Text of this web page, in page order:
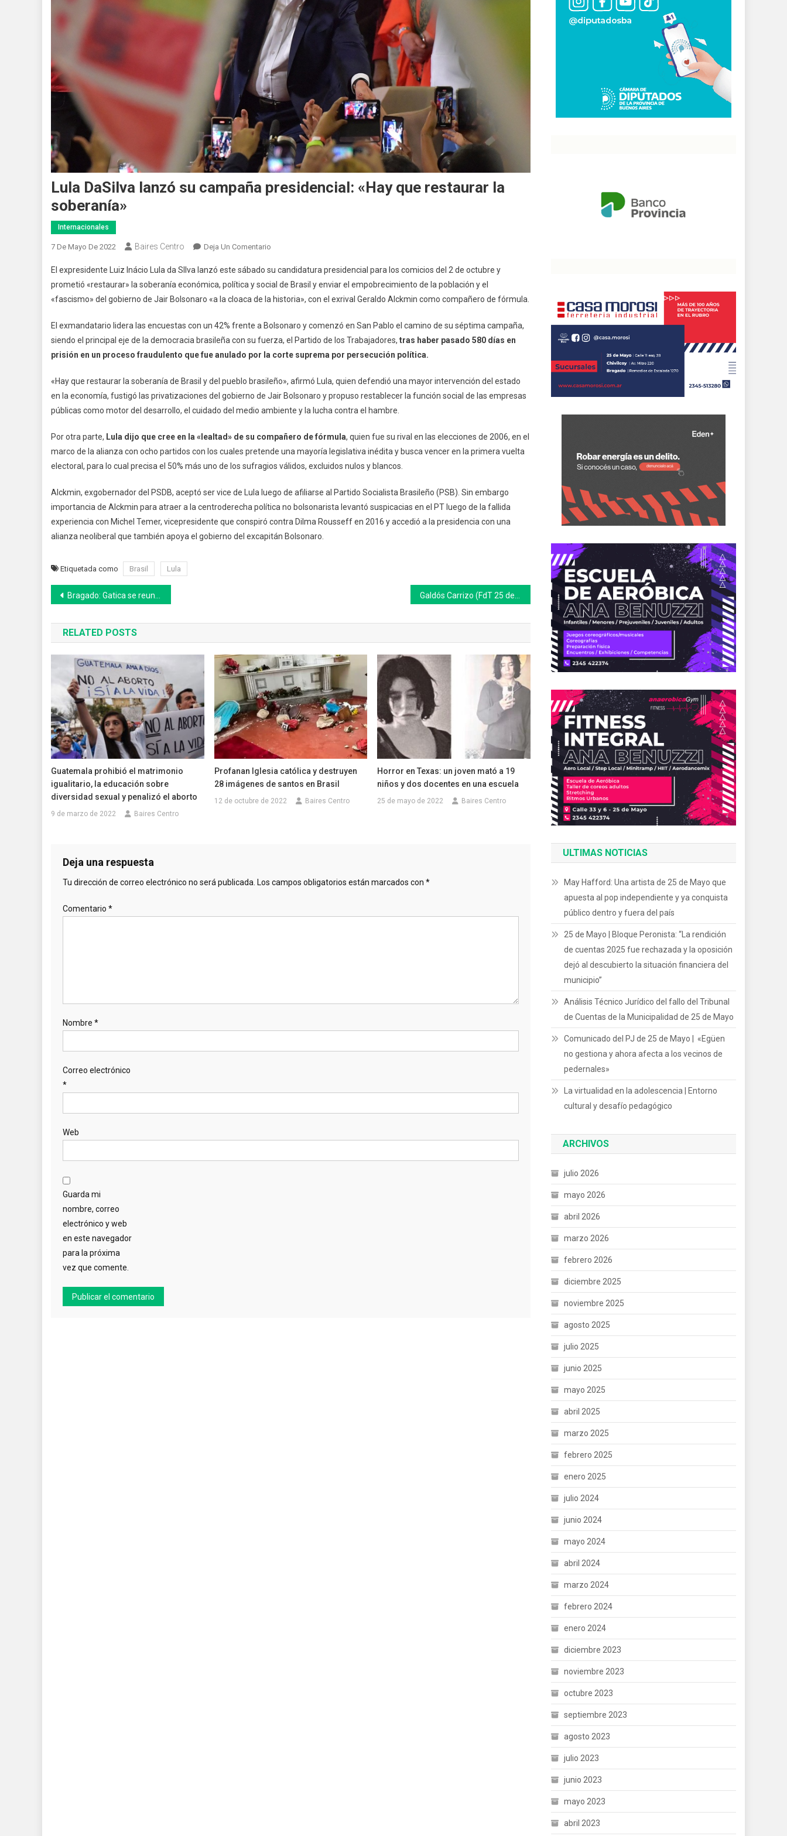
Lula DaSilva lanzó su campaña presidencial: «Hay que restaurar la
soberanía»
Internacionales
7 De Mayo De 2022 Baires Centro Deja Un Comentario
DaSilva
Lanzó
Su
Presidencial:
«Hay
Que
La
Soberanía»
El expresidente Luiz Inácio Lula da SIlva lanzó este sábado su candidatura presidencial para los comicios del 2 de octubre y
prometió «restaurar» la soberanía económica, política y social de Brasil y enviar el empobrecimiento de la población y el
«fascismo» del gobierno de Jair Bolsonaro «a la cloaca de la historia», con el exrival Geraldo Alckmin como compañero de fórmula.
El exmandatario lidera las encuestas con un 42% frente a Bolsonaro y comenzó en San Pablo el camino de su séptima campaña,
siendo el principal eje de la democracia brasileña con su fuerza, el Partido de los Trabajadores, tras haber pasado 580 días en
prisión en un proceso fraudulento que fue anulado por la corte suprema por persecución política.
«Hay que restaurar la soberanía de Brasil y del pueblo brasileño», afirmó Lula, quien defendió una mayor intervención del estado
en la economía, fustigó las privatizaciones del gobierno de Jair Bolsonaro y propuso restablecer la función social de las empresas
públicas como motor del desarrollo, el cuidado del medio ambiente y la lucha contra el hambre.
Por otra parte, Lula dijo que cree en la «lealtad» de su compañero de fórmula, quien fue su rival en las elecciones de 2006, en el
marco de la alianza con ocho partidos con los cuales pretende una mayoría legislativa inédita y busca vencer en la primera vuelta
electoral, para lo cual precisa el 50% más uno de los sufragios válidos, excluidos nulos y blancos.
Alckmin, exgobernador del PSDB, aceptó ser vice de Lula luego de afiliarse al Partido Socialista Brasileño (PSB). Sin embargo
importancia de Alckmin para atraer a la centroderecha política no bolsonarista levantó suspicacias en el PT luego de la fallida
experiencia con Michel Temer, vicepresidente que conspiró contra Dilma Rousseff en 2016 y accedió a la presidencia con una
alianza neoliberal que también apoya el gobierno del excapitán Bolsonaro.
Etiquetada como Brasil Lula
Navegación
de
entradas
Bragado: Gatica se reunió con la delegada de la Defensoría del Pueblo Galdós Carrizo (FdT 25 de Mayo) propone bajar la edad de jubilación de empleadas domésticas
RELATED POSTS
Guatemala prohibió el matrimonio
igualitario, la educación sobre
diversidad sexual y penalizó el aborto
9 de marzo de 2022 Baires Centro
Profanan Iglesia católica y destruyen
28 imágenes de santos en Brasil
12 de octubre de 2022 Baires Centro
Horror en Texas: un joven mató a 19
niños y dos docentes en una escuela
25 de mayo de 2022 Baires Centro
Deja una respuesta
Tu dirección de correo electrónico no será publicada. Los campos obligatorios están marcados con *
Comentario *
Nombre *
Correo electrónico
*
Web
Guarda mi
nombre, correo
electrónico y web
en este navegador
para la próxima
vez que comente.
ULTIMAS NOTICIAS
May Hafford: Una artista de 25 de Mayo que
apuesta al pop independiente y ya conquista
público dentro y fuera del país
25 de Mayo | Bloque Peronista: “La rendición
de cuentas 2025 fue rechazada y la oposición
dejó al descubierto la situación financiera del
municipio”
Análisis Técnico Jurídico del fallo del Tribunal
de Cuentas de la Municipalidad de 25 de Mayo
Comunicado del PJ de 25 de Mayo | «Egüen
no gestiona y ahora afecta a los vecinos de
pedernales»
La virtualidad en la adolescencia | Entorno
cultural y desafío pedagógico
ARCHIVOS
julio 2026
mayo 2026
abril 2026
marzo 2026
febrero 2026
diciembre 2025
noviembre 2025
agosto 2025
julio 2025
junio 2025
mayo 2025
abril 2025
marzo 2025
febrero 2025
enero 2025
julio 2024
junio 2024
mayo 2024
abril 2024
marzo 2024
febrero 2024
enero 2024
diciembre 2023
noviembre 2023
octubre 2023
septiembre 2023
agosto 2023
julio 2023
junio 2023
mayo 2023
abril 2023